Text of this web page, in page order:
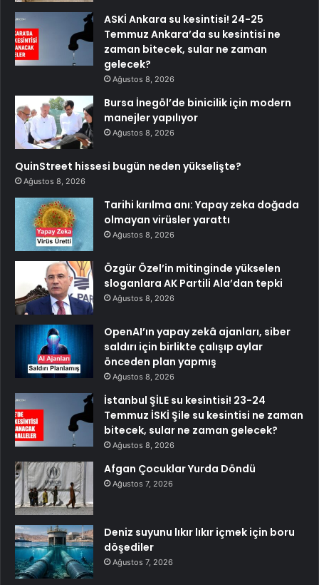
ASKİ Ankara su kesintisi! 24-25
Temmuz Ankara’da su kesintisi ne
zaman bitecek, sular ne zaman
gelecek?
Ağustos 8, 2026
Bursa İnegöl’de binicilik için modern
manejler yapılıyor
Ağustos 8, 2026
QuinStreet hissesi bugün neden yükselişte?
Ağustos 8, 2026
Tarihi kırılma anı: Yapay zeka doğada
olmayan virüsler yarattı
Ağustos 8, 2026
Özgür Özel’in mitinginde yükselen
sloganlara AK Partili Ala’dan tepki
Ağustos 8, 2026
OpenAI’ın yapay zekâ ajanları, siber
saldırı için birlikte çalışıp aylar
önceden plan yapmış
Ağustos 8, 2026
İstanbul ŞİLE su kesintisi! 23-24
Temmuz İSKİ Şile su kesintisi ne zaman
bitecek, sular ne zaman gelecek?
Ağustos 8, 2026
Afgan Çocuklar Yurda Döndü
Ağustos 7, 2026
Deniz suyunu lıkır lıkır içmek için boru
döşediler
Ağustos 7, 2026